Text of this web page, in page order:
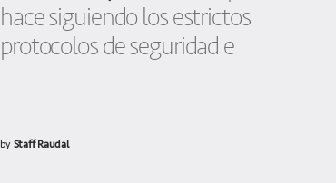
hace siguiendo los estrictos
protocolos de seguridad e
byStaff Raudal